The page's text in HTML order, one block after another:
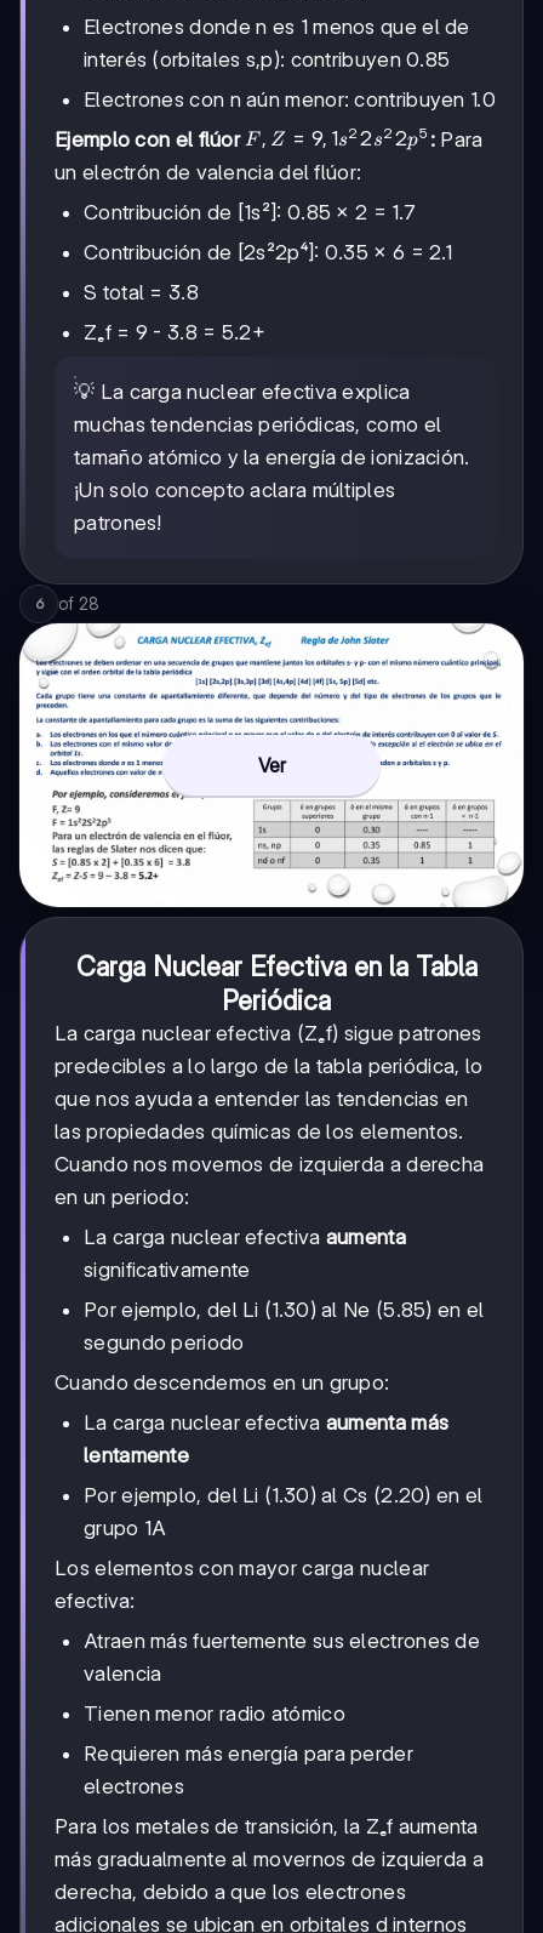
Electrones donde n es 1 menos que el de
interés (orbitales s,p): contribuyen 0.85
Electrones con n aún menor: contribuyen 1.0
Ejemplo con el flúorF, Z=9,
1s²2s²2p⁵
F , Z = 9, 1s2 2s2 2p5 : Para
un electrón de valencia del flúor:
Contribución de [1s²]: 0.85 × 2 = 1.7
Contribución de [2s²2p⁴]: 0.35 × 6 = 2.1
S total = 3.8
Zₑf = 9 - 3.8 = 5.2+
💡 La carga nuclear efectiva explica
muchas tendencias periódicas, como el
tamaño atómico y la energía de ionización.
¡Un solo concepto aclara múltiples
patrones!
6 of 28
Ver
Carga Nuclear Efectiva en la Tabla
Periódica
La carga nuclear efectiva (Zₑf) sigue patrones
predecibles a lo largo de la tabla periódica, lo
que nos ayuda a entender las tendencias en
las propiedades químicas de los elementos.
Cuando nos movemos de izquierda a derecha
en un periodo:
La carga nuclear efectiva aumenta
significativamente
Por ejemplo, del Li (1.30) al Ne (5.85) en el
segundo periodo
Cuando descendemos en un grupo:
La carga nuclear efectiva aumenta más
lentamente
Por ejemplo, del Li (1.30) al Cs (2.20) en el
grupo 1A
Los elementos con mayor carga nuclear
efectiva:
Atraen más fuertemente sus electrones de
valencia
Tienen menor radio atómico
Requieren más energía para perder
electrones
Para los metales de transición, la Zₑf aumenta
más gradualmente al movernos de izquierda a
derecha, debido a que los electrones
adicionales se ubican en orbitales d internos